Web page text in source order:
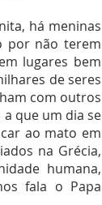
há meninas
por não terem
lugares bem
de seres
com outros
que um dia se
ao mato em
na Grécia,
humana,
fala o Papa